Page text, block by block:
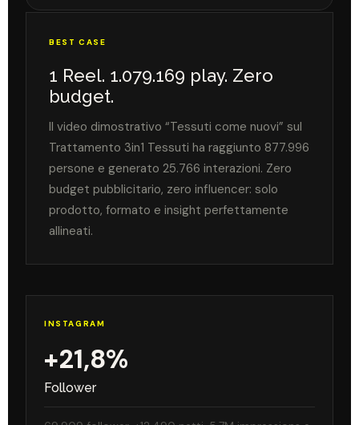
BEST CASE
1 Reel. 1.079.169 play. Zero
budget.
Il video dimostrativo “Tessuti come nuovi” sul
Trattamento 3in1 Tessuti ha raggiunto 877.996
persone e generato 25.766 interazioni. Zero
budget pubblicitario, zero influencer: solo
prodotto, formato e insight perfettamente
allineati.
INSTAGRAM
+21,8%
Follower